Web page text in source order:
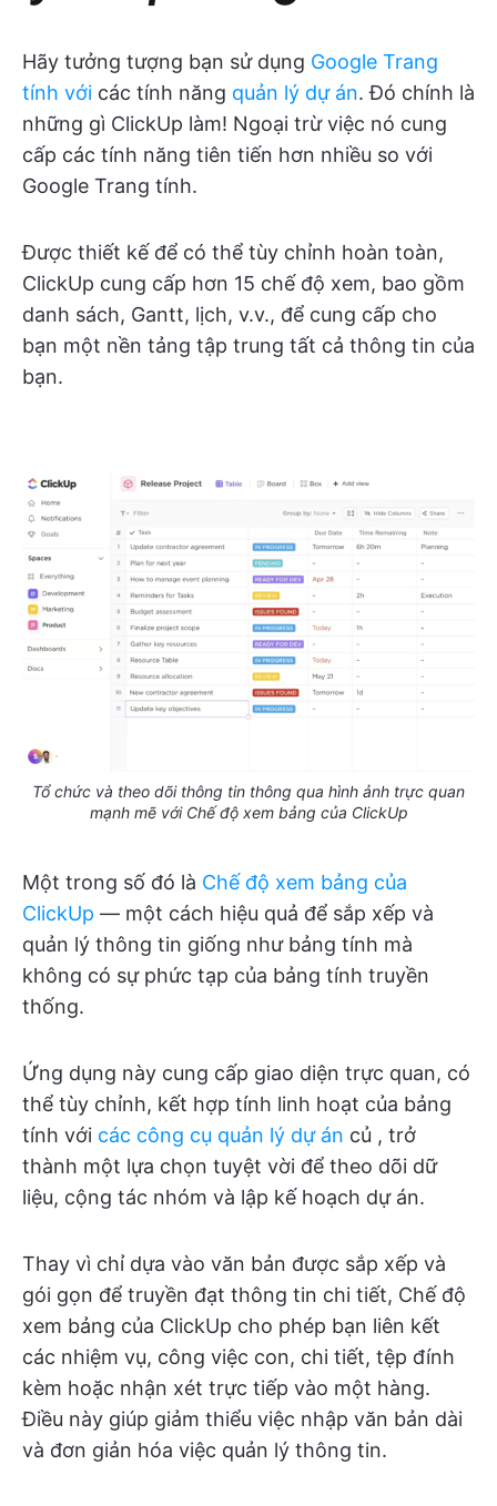
Hãy tưởng tượng bạn sử dụng Google Trang
tính với các tính năng quản lý dự án. Đó chính là
những gì ClickUp làm! Ngoại trừ việc nó cung
cấp các tính năng tiên tiến hơn nhiều so với
Google Trang tính.
Được thiết kế để có thể tùy chỉnh hoàn toàn,
ClickUp cung cấp hơn 15 chế độ xem, bao gồm
danh sách, Gantt, lịch, v.v., để cung cấp cho
bạn một nền tảng tập trung tất cả thông tin của
bạn.
Tổ chức và theo dõi thông tin thông qua hình ảnh trực quan
mạnh mẽ với Chế độ xem bảng của ClickUp
Một trong số đó là Chế độ xem bảng của
ClickUp — một cách hiệu quả để sắp xếp và
quản lý thông tin giống như bảng tính mà
không có sự phức tạp của bảng tính truyền
thống.
Ứng dụng này cung cấp giao diện trực quan, có
thể tùy chỉnh, kết hợp tính linh hoạt của bảng
tính với các công cụ quản lý dự án củ , trở
thành một lựa chọn tuyệt vời để theo dõi dữ
liệu, cộng tác nhóm và lập kế hoạch dự án.
Thay vì chỉ dựa vào văn bản được sắp xếp và
gói gọn để truyền đạt thông tin chi tiết, Chế độ
xem bảng của ClickUp cho phép bạn liên kết
các nhiệm vụ, công việc con, chi tiết, tệp đính
kèm hoặc nhận xét trực tiếp vào một hàng.
Điều này giúp giảm thiểu việc nhập văn bản dài
và đơn giản hóa việc quản lý thông tin.